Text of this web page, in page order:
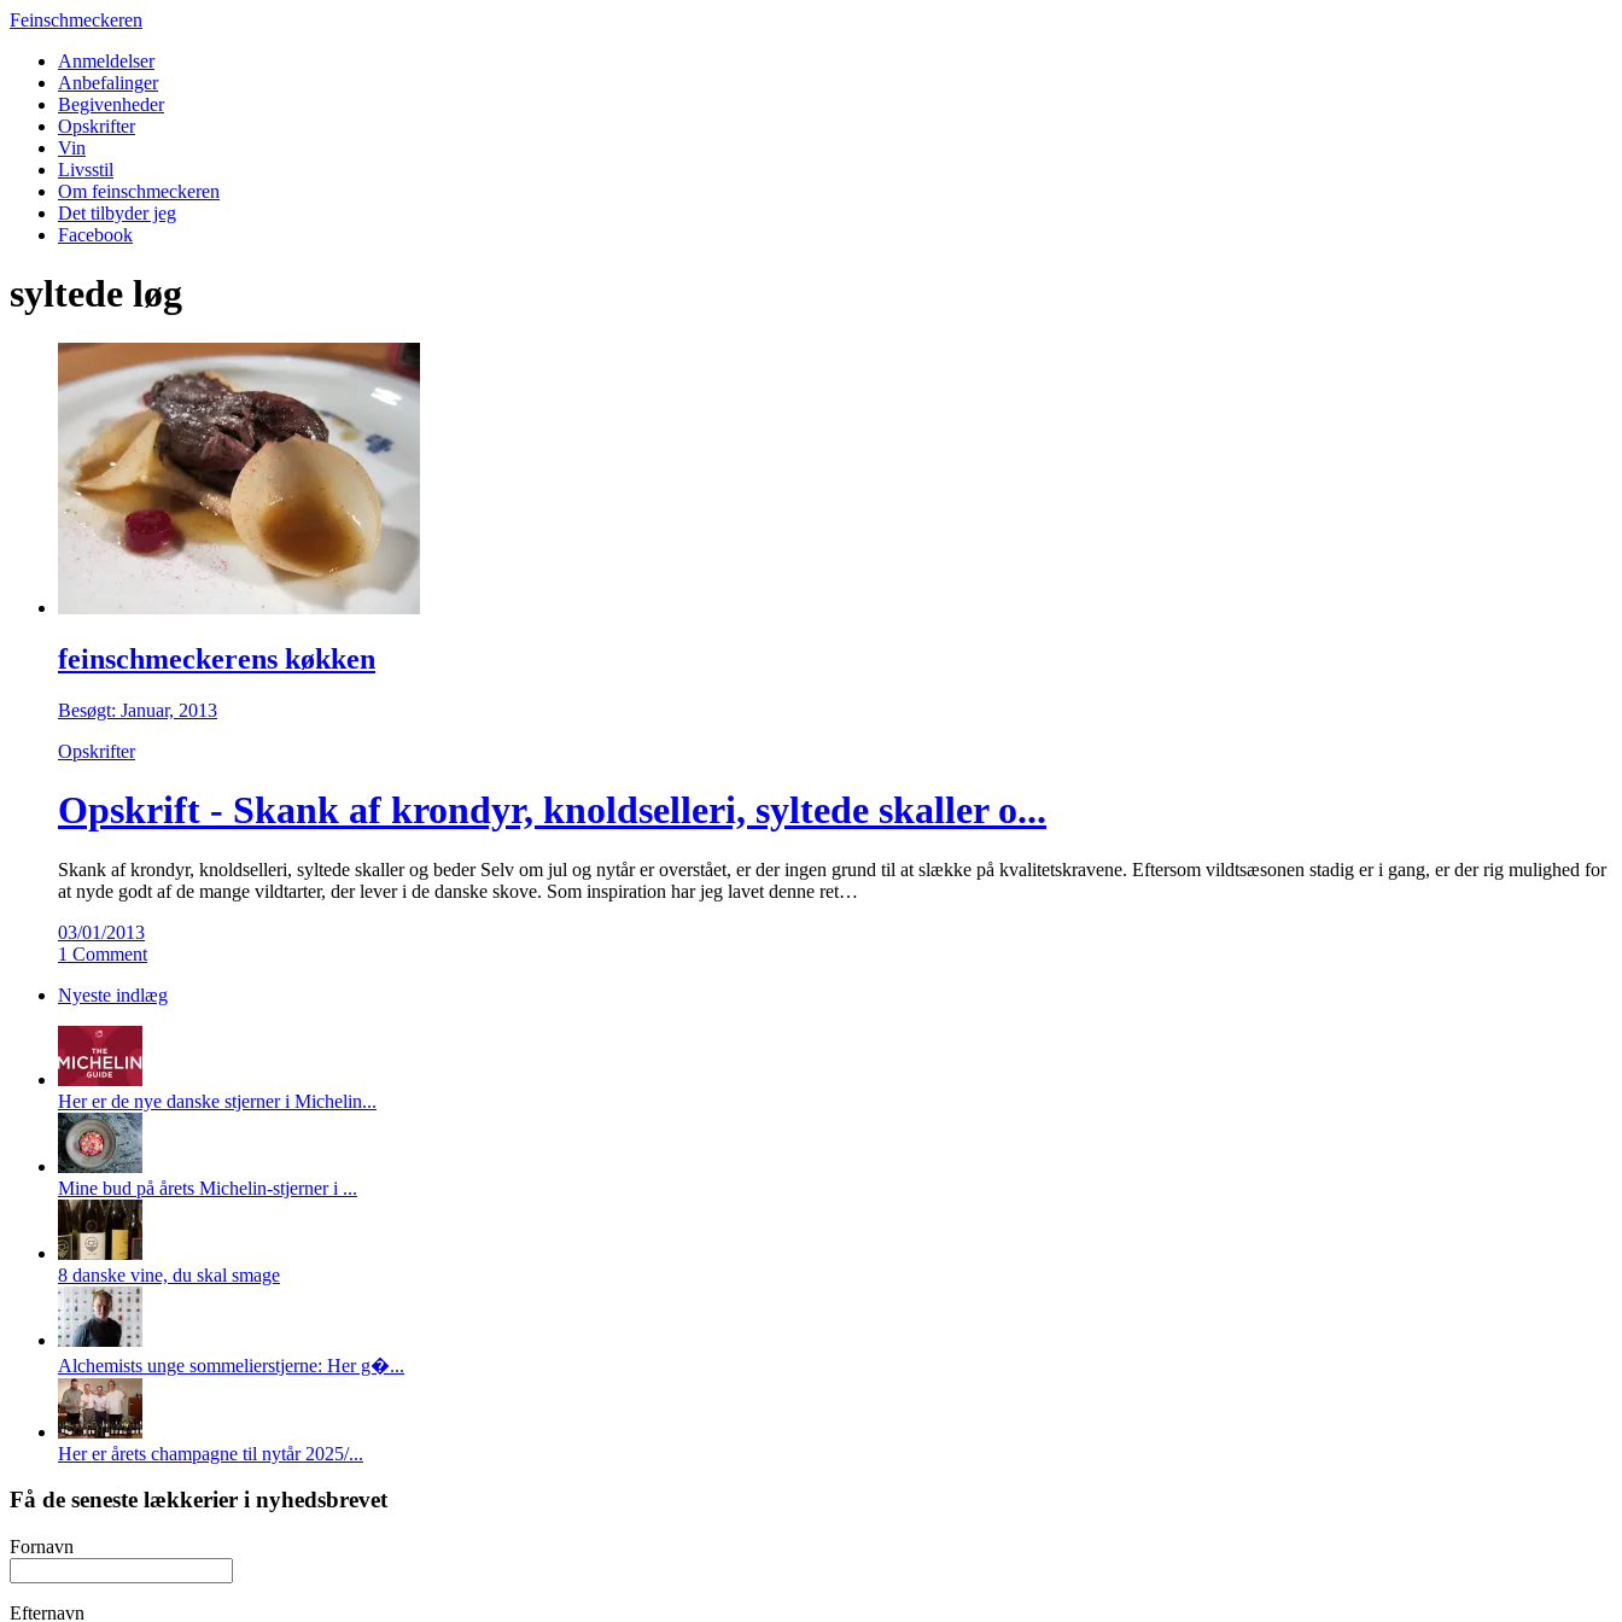
Feinschmeckeren
Anmeldelser
Anbefalinger
Begivenheder
Opskrifter
Vin
Livsstil
Om feinschmeckeren
Det tilbyder jeg
Facebook
syltede løg
feinschmeckerens køkken
Besøgt: Januar, 2013
Opskrifter
Opskrift - Skank af krondyr, knoldselleri, syltede skaller o...
Skank af krondyr, knoldselleri, syltede skaller og beder Selv om jul og nytår er overstået, er der ingen grund til at slække på kvalitetskravene. Eftersom vildtsæsonen stadig er i gang, er der rig mulighed for
at nyde godt af de mange vildtarter, der lever i de danske skove. Som inspiration har jeg lavet denne ret…
03/01/2013
1 Comment
Nyeste indlæg
Her er de nye danske stjerner i Michelin...
Mine bud på årets Michelin-stjerner i ...
8 danske vine, du skal smage
Alchemists unge sommelierstjerne: Her g�...
Her er årets champagne til nytår 2025/...
Få de seneste lækkerier i nyhedsbrevet
Fornavn
Efternavn